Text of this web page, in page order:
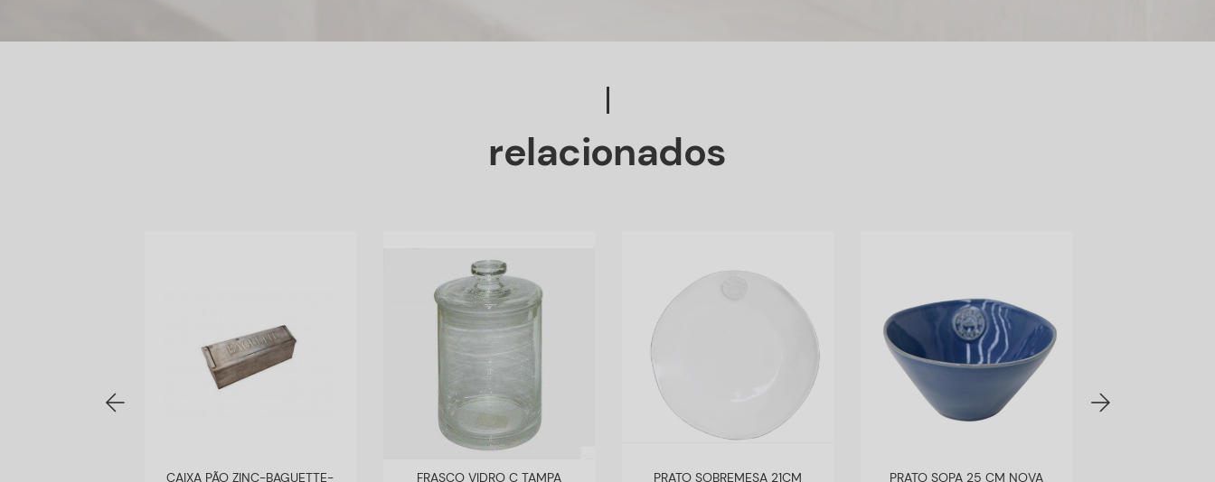
relacionados
CAIXA PÃO ZINC-BAGUETTE- FRASCO VIDRO C TAMPA PRATO SOBREMESA 21CM PRATO SOPA 25 CM NOVA